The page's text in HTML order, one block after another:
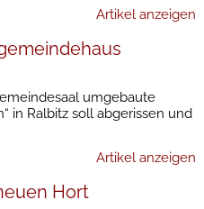
Artikel anzeigen
umgebaute
in Ralbitz soll abgerissen und
Artikel anzeigen
Hort